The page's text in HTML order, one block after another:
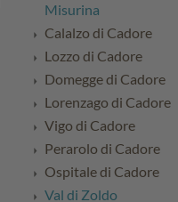
Misurina
Calalzo di Cadore
Lozzo di Cadore
Domegge di Cadore
Lorenzago di Cadore
Vigo di Cadore
Perarolo di Cadore
Ospitale di Cadore
Val di Zoldo